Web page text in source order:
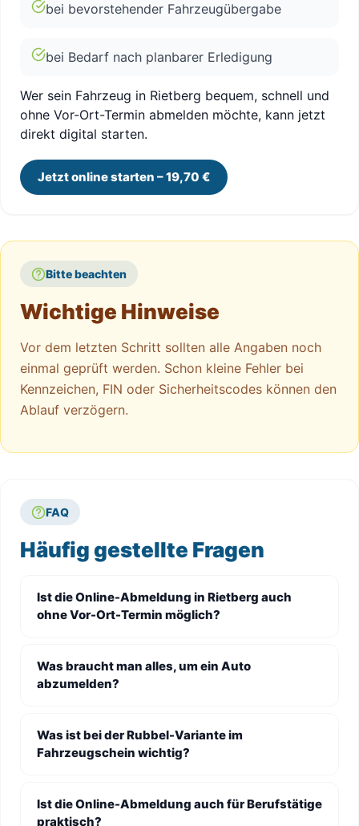
bei bevorstehender Fahrzeugübergabe
bei Bedarf nach planbarer Erledigung
Wer sein Fahrzeug in Rietberg bequem, schnell und
ohne Vor-Ort-Termin abmelden möchte, kann jetzt
direkt digital starten.
Jetzt online starten – 19,70 €
Bitte beachten
Wichtige Hinweise
Vor dem letzten Schritt sollten alle Angaben noch
einmal geprüft werden. Schon kleine Fehler bei
Kennzeichen, FIN oder Sicherheitscodes können den
Ablauf verzögern.
FAQ
Häufig gestellte Fragen
Ist die Online-Abmeldung in Rietberg auch
ohne Vor-Ort-Termin möglich?
Was braucht man alles, um ein Auto
abzumelden?
Was ist bei der Rubbel-Variante im
Fahrzeugschein wichtig?
Ist die Online-Abmeldung auch für Berufstätige
praktisch?